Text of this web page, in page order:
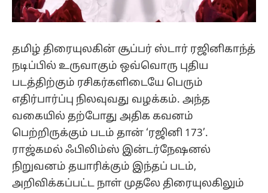
தமிழ் திரையுலகின் சூப்பர் ஸ்டார் ரஜினிகாந்த்
நடிப்பில் உருவாகும் ஒவ்வொரு புதிய
படத்திற்கும் ரசிகர்களிடையே பெரும்
எதிர்பார்ப்பு நிலவுவது வழக்கம். அந்த
வகையில் தற்போது அதிக கவனம்
பெற்றிருக்கும் படம் தான் ‘ரஜினி 173’.
ராஜ்கமல் ஃபிலிம்ஸ் இன்டர்நேஷனல்
நிறுவனம் தயாரிக்கும் இந்தப் படம்,
அறிவிக்கப்பட்ட நாள் முதலே திரையுலகிலும்